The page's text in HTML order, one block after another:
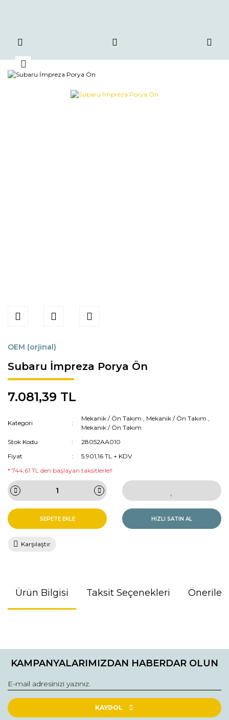
OEM (orjinal)
Subaru İmpreza Porya Ön
7.081,39 TL
Kategori
Mekanik / Ön Takım , Mekanik / Ön Takım ,
Mekanik / Ön Takım
Stok Kodu
28052AA010
Fiyat
5.901,16 TL + KDV
* 744,61 TL den başlayan taksitlerle!!
SEPETE EKLE HIZLI SATIN AL
Karşılaştır
Ürün Bilgisi Taksit Seçenekleri
konularda yetersiz gördüğünüz noktaları öneri formunu
Görüş ve önerileriniz için teşekkür ederiz.
Ürün resmi kalitesiz, bozuk veya görüntülenemiyor.
Ürün açıklamasında eksik bilgiler bulunuyor.
KAMPANYALARIMIZDAN HABERDAR OLUN
KAYDOL